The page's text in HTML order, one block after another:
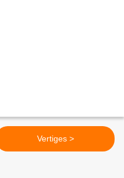
Vertiges >